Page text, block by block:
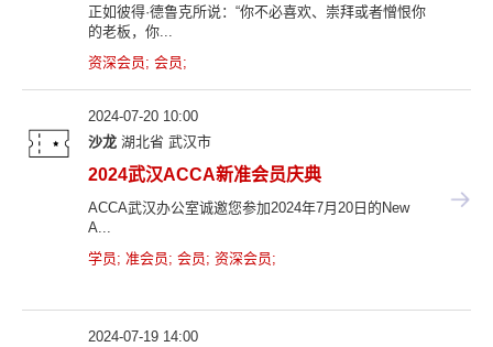
正如彼得·德鲁克所说：“你不必喜欢、崇拜或者憎恨你
的老板，你...
资深会员; 会员;
2024-07-20 10:00
沙龙 湖北省 武汉市
2024武汉ACCA新准会员庆典
ACCA武汉办公室诚邀您参加2024年7月20日的New
A...
学员; 准会员; 会员; 资深会员;
2024-07-19 14:00